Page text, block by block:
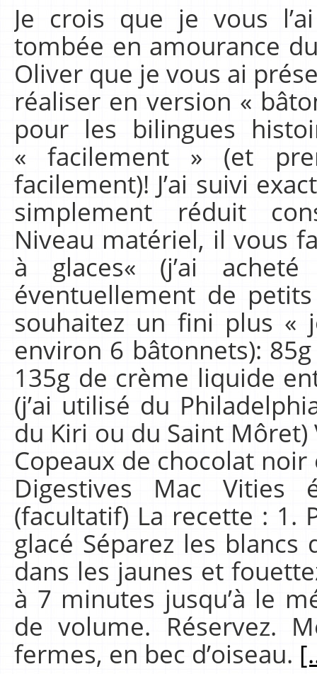
Je crois que je vous
tombée en amourance
Oliver que je vous ai
réaliser en version «
pour les bilingues
« facilement » (et
facilement)! J’ai suivi
simplement réduit
Niveau matériel, il vous
à glaces« (j’ai
éventuellement de
souhaitez un fini plus «
environ 6 bâtonnets):
135g de crème liquide
(j’ai utilisé du
du Kiri ou du Saint
Copeaux de chocolat
Digestives Mac Vities
(facultatif) La recette : 1.
glacé Séparez les
dans les jaunes et
à 7 minutes jusqu’à le
de volume. Réservez.
fermes, en bec d’oiseau.